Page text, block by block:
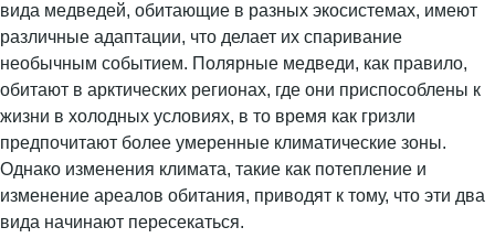
вида медведей, обитающие в разных экосистемах, имеют
различные адаптации, что делает их спаривание
необычным событием. Полярные медведи, как правило,
обитают в арктических регионах, где они приспособлены к
жизни в холодных условиях, в то время как гризли
предпочитают более умеренные климатические зоны.
Однако изменения климата, такие как потепление и
изменение ареалов обитания, приводят к тому, что эти два
вида начинают пересекаться.